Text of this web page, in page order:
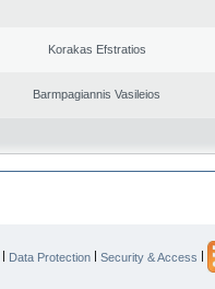
Korakas Efstratios
Barmpagiannis Vasileios
| Data Protection | Security & Access |